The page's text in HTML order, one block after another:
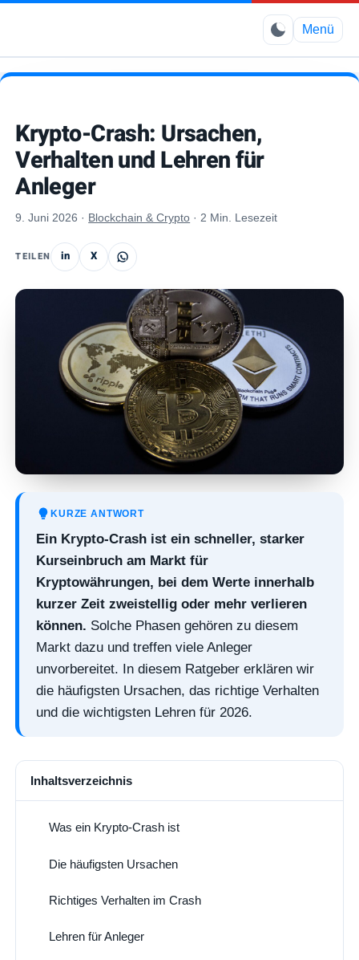
Menü
Krypto-Crash: Ursachen,
Verhalten und Lehren für
Anleger
9. Juni 2026 · Blockchain & Crypto · 2 Min. Lesezeit
TEILEN in X
KURZE ANTWORT
Ein Krypto-Crash ist ein schneller, starker
Kurseinbruch am Markt für
Kryptowährungen, bei dem Werte innerhalb
kurzer Zeit zweistellig oder mehr verlieren
können. Solche Phasen gehören zu diesem
Markt dazu und treffen viele Anleger
unvorbereitet. In diesem Ratgeber erklären wir
die häufigsten Ursachen, das richtige Verhalten
und die wichtigsten Lehren für 2026.
Inhaltsverzeichnis
Was ein Krypto-Crash ist
Die häufigsten Ursachen
Richtiges Verhalten im Crash
Lehren für Anleger